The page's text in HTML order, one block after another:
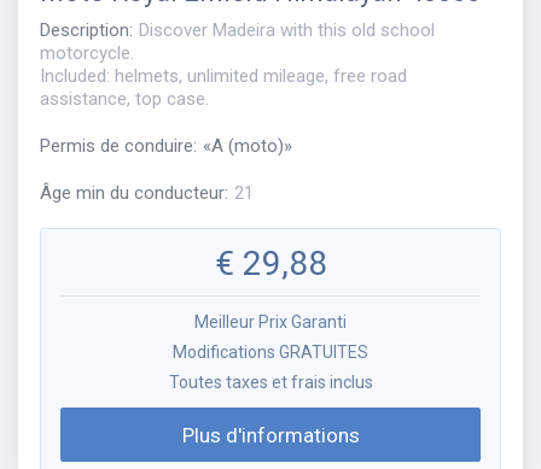
Description: Discover Madeira with this old school
motorcycle.
Included: helmets, unlimited mileage, free road
assistance, top case.
Permis de conduire: «A (moto)»
Âge min du conducteur: 21
€ 29,88
Meilleur Prix Garanti
Modifications GRATUITES
Toutes taxes et frais inclus
Plus d'informations